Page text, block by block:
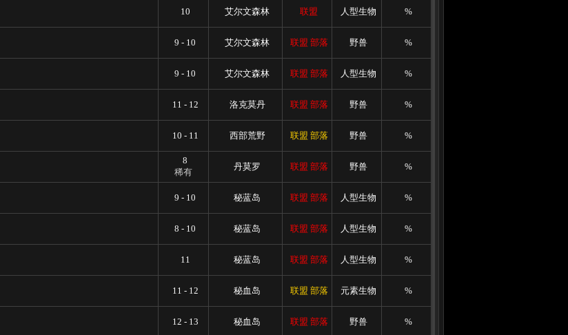
10 艾尔文森林 联盟 人型生物 %
9 - 10 艾尔文森林 联盟 部落 野兽 %
9 - 10 艾尔文森林 联盟 部落 人型生物 %
11 - 12 洛克莫丹 联盟 部落 野兽 %
10 - 11 西部荒野 联盟 部落 野兽 %
8
稀有
丹莫罗 联盟 部落 野兽 %
9 - 10 秘蓝岛 联盟 部落 人型生物 %
8 - 10 秘蓝岛 联盟 部落 人型生物 %
11 秘蓝岛 联盟 部落 人型生物 %
11 - 12 秘血岛 联盟 部落 元素生物 %
12 - 13 秘血岛 联盟 部落 野兽 %